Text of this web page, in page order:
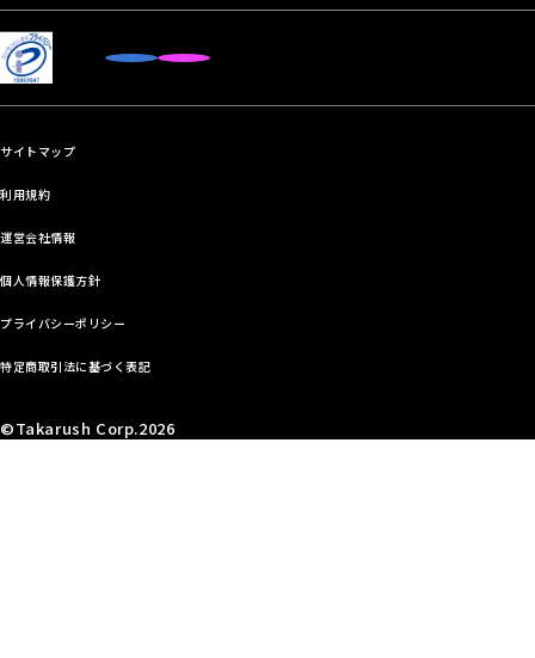
サイトマップ
利用規約
運営会社情報
個人情報保護方針
プライバシーポリシー
特定商取引法に基づく表記
©Takarush Corp.2026